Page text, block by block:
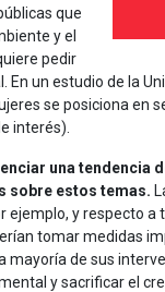
que
y el
pedir
un estudio de la
se posiciona en
interés).
una tendencia
sobre estos temas.
ejemplo, y respecto a
tomar medidas
de sus
y sacrificar el